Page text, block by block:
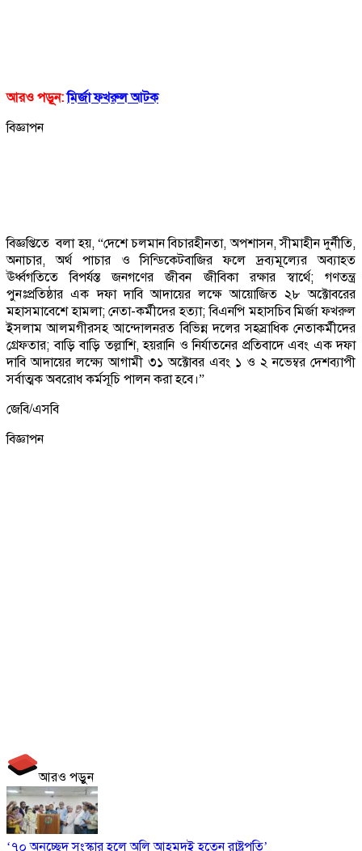
আরও পড়ূন:মির্জা ফখরুল আটক
বিজ্ঞাপন
বিজ্ঞপ্তিতে বলা হয়, “দেশে চলমান বিচারহীনতা, অপশাসন, সীমাহীন দুর্নীতি,
অনাচার, অর্থ পাচার ও সিন্ডিকেটবাজির ফলে দ্রব্যমূল্যের অব্যাহত
ঊর্ধ্বগতিতে বিপর্যস্ত জনগণের জীবন জীবিকা রক্ষার স্বার্থে; গণতন্ত্র
পুনঃপ্রতিষ্ঠার এক দফা দাবি আদায়ের লক্ষে আয়োজিত ২৮ অক্টোবরের
মহাসমাবেশে হামলা; নেতা-কর্মীদের হত্যা; বিএনপি মহাসচিব মির্জা ফখরুল
ইসলাম আলমগীরসহ আন্দোলনরত বিভিন্ন দলের সহস্রাধিক নেতাকর্মীদের
গ্রেফতার; বাড়ি বাড়ি তল্লাশি, হয়রানি ও নির্যাতনের প্রতিবাদে এবং এক দফা
দাবি আদায়ের লক্ষ্যে আগামী ৩১ অক্টোবর এবং ১ ও ২ নভেম্বর দেশব্যাপী
সর্বাত্মক অবরোধ কর্মসূচি পালন করা হবে।”
জেবি/এসবি
বিজ্ঞাপন
আরও পড়ুন
‘৭০ অনুচ্ছেদ সংস্কার হলে অলি আহমদই হতেন রাষ্ট্রপতি’